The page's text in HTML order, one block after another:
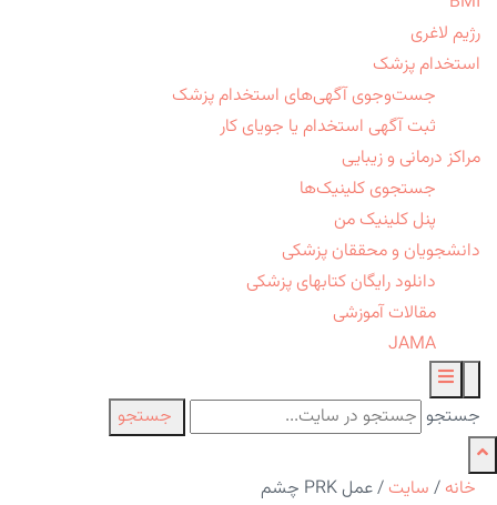
رژیم لاغری
استخدام پزشک
جست‌وجوی آگهی‌های استخدام پزشک
ثبت آگهی استخدام یا جویای کار
مراکز درمانی و زیبایی
جستجوی کلینیک‌ها
پنل کلینیک من
دانشجویان و محققان پزشکی
دانلود رایگان کتابهای پزشکی
مقالات آموزشی
JAMA
جستجو جستجو
خانه / سایت /عمل PRK چشم